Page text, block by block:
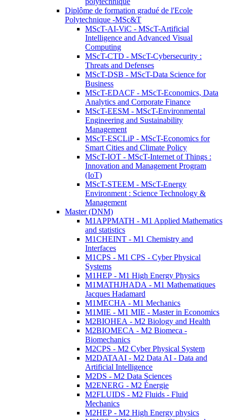
Diplôme de formation gradué de l'Ecole
Polytechnique -MSc&T
MScT-AI-ViC - MScT-Artificial
Intelligence and Advanced Visual
Computing
MScT-CTD - MScT-Cybersecurity :
Threats and Defenses
MScT-DSB - MScT-Data Science for
Business
MScT-EDACF - MScT-Economics, Data
Analytics and Corporate Finance
MScT-EESM - MScT-Environmental
Engineering and Sustainability
Management
MScT-ESCLiP - MScT-Economics for
Smart Cities and Climate Policy
MScT-IOT - MScT-Internet of Things :
Innovation and Management Program
(IoT)
MScT-STEEM - MScT-Energy
Environment : Science Technology &
Management
Master (DNM)
M1APPMATH - M1 Applied Mathematics
and statistics
M1CHEINT - M1 Chemistry and
Interfaces
M1CPS - M1 CPS - Cyber Physical
Systems
M1HEP - M1 High Energy Physics
M1MATHJHADA - M1 Mathematiques
Jacques Hadamard
M1MECHA - M1 Mechanics
M1MIE - M1 MIE - Master in Economics
M2BIOHEA - M2 Biology and Health
M2BIOMECA - M2 Biomeca -
Biomechanics
M2CPS - M2 Cyber Physical System
M2DATAAI - M2 Data AI - Data and
Artificial Intelligence
M2DS - M2 Data Sciences
M2ENERG - M2 Énergie
M2FLUIDS - M2 Fluids - Fluid
Mechanics
M2HEP - M2 High Energy physics